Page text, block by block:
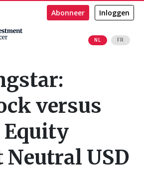
NL FR
Abonneer Inloggen
versus
Equity
USD